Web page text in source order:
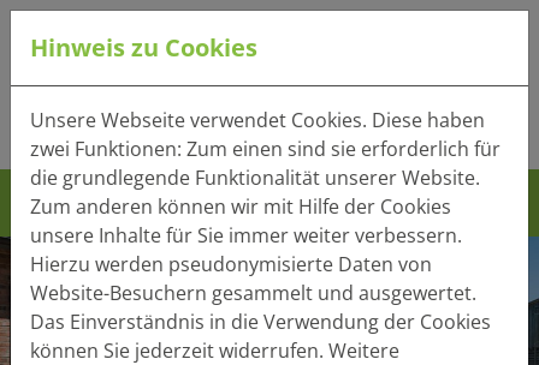
Tel.:+49 (0) 41 32 - 220
Mail:info(at)heger-holzbau.de
Hinweis zu Cookies
Unsere Webseite verwendet Cookies. Diese haben
zwei Funktionen: Zum einen sind sie erforderlich für
die grundlegende Funktionalität unserer Website.
Zum anderen können wir mit Hilfe der Cookies
unsere Inhalte für Sie immer weiter verbessern.
Hierzu werden pseudonymisierte Daten von
Website-Besuchern gesammelt und ausgewertet.
Das Einverständnis in die Verwendung der Cookies
können Sie jederzeit widerrufen. Weitere